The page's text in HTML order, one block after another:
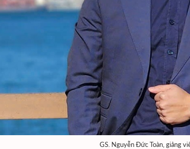
GS. Nguyễn Đức Toàn, giảng